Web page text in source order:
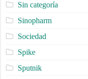
Sin categoría
Sinopharm
Sociedad
Spike
Sputnik